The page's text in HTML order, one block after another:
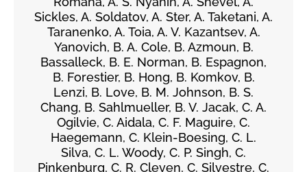
Sickles, A. Soldatov, A. Ster, A. Taketani, A.
Taranenko, A. Toia, A. V. Kazantsev, A.
Yanovich, B. A. Cole, B. Azmoun, B.
Bassalleck, B. E. Norman, B. Espagnon,
B. Forestier, B. Hong, B. Komkov, B.
Lenzi, B. Love, B. M. Johnson, B. S.
Chang, B. Sahlmueller, B. V. Jacak, C. A.
Ogilvie, C. Aidala, C. F. Maguire, C.
Haegemann, C. Klein-Boesing, C. L.
Silva, C. L. Woody, C. P. Singh, C.
Pinkenburg, C. R. Cleven, C. Silvestre, C.